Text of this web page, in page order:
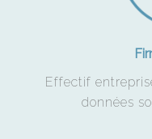
Effectif
données